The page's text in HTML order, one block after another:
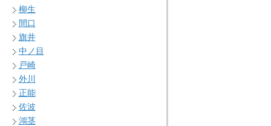
柳生
間口
旗井
中ノ目
戸崎
外川
正能
佐波
鴻茎